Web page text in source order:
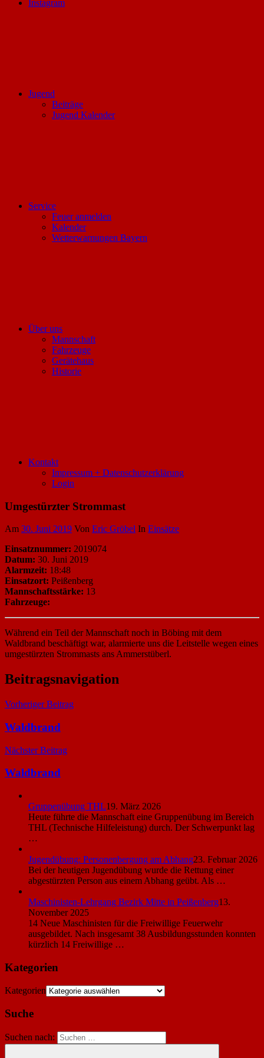
Instagram
Jugend
Beiträge
Jugend Kalender
Service
Feuer anmelden
Kalender
Wetterwarnungen Bayern
Über uns
Mannschaft
Fahrzeuge
Gerätehaus
Historie
Kontakt
Impressum + Datenschutzerklärung
Login
Umgestürzter Strommast
Am 30. Juni 2019 Von Eric Gröbel In Einsätze
Einsatznummer: 2019074
Datum: 30. Juni 2019
Alarmzeit: 18:48
Einsatzort: Peißenberg
Mannschaftsstärke: 13
Fahrzeuge:
Während ein Teil der Mannschaft noch in Böbing mit dem
Waldbrand beschäftigt war, alarmierte uns die Leitstelle wegen eines
umgestürzten Strommasts ans Ammerstüberl.
Beitragsnavigation
Vorheriger Beitrag
Waldbrand
Nächster Beitrag
Waldbrand
Gruppenübung THL19. März 2026
Heute führte die Mannschaft eine Gruppenübung im Bereich
THL (Technische Hilfeleistung) durch. Der Schwerpunkt lag
…
Jugendübung: Personenbergung am Abhang23. Februar 2026
Bei der heutigen Jugendübung wurde die Rettung einer
abgestürzten Person aus einem Abhang geübt. Als …
Maschinisten-Lehrgang Bezirk Mitte in Peißenberg13.
November 2025
14 Neue Maschinisten für die Freiwillige Feuerwehr
ausgebildet. Nach insgesamt 38 Ausbildungsstunden konnten
kürzlich 14 Freiwillige …
Kategorien
Kategorien
Suche
Suchen nach: